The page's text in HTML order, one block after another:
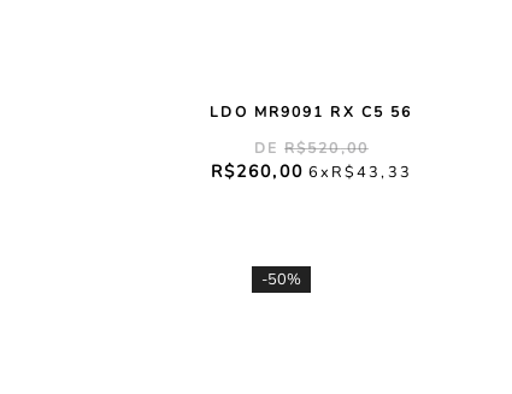
LDO MR9091 RX C5 56
R$520,00
R$260,00 6 R$43,33
-50%